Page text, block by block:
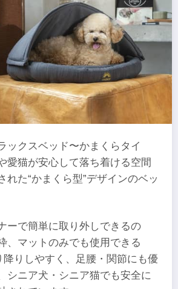
ックスベッド〜かまくらタイ
愛猫が安心して落ち着ける空間
れた“かまくら型”デザインのベッ
ーで簡単に取り外しできるの
、マットのみでも使用できる
降りしやすく、足腰・関節にも優
シニア犬・シニア猫でも安全に